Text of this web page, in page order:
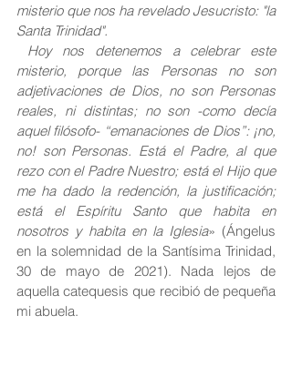
misterio que nos ha revelado Jesucristo: "la
Santa Trinidad".
misterio, porque las Personas no son
adjetivaciones de Dios, no son Personas
reales, ni distintas; no son -como decía
aquel filósofo- “emanaciones de Dios”: ¡no,
no! son Personas. Está el Padre, al que
rezo con el Padre Nuestro; está el Hijo que
me ha dado la redención, la justificación;
está el Espíritu Santo que habita en
nosotros y habita en la Iglesia» (Ángelus
en la solemnidad de la Santísima Trinidad,
30 de mayo de 2021). Nada lejos de
aquella catequesis que recibió de pequeña
mi abuela.